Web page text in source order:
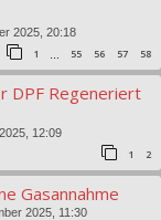
2025, 20:18
1 55 56 57 58
DPF Regeneriert
12:09
1 2
Gasannahme
2025, 11:30